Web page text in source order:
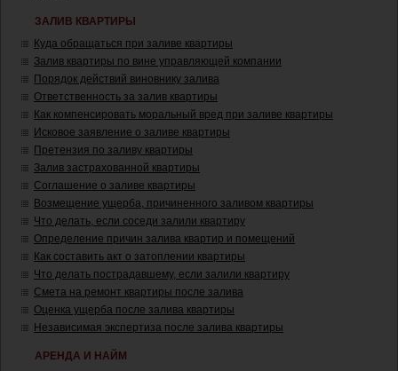
ЗАЛИВ КВАРТИРЫ
Куда обращаться при заливе квартиры
Залив квартиры по вине управляющей компании
Порядок действий виновнику залива
Ответственность за залив квартиры
Как компенсировать моральный вред при заливе квартиры
Исковое заявление о заливе квартиры
Претензия по заливу квартиры
Залив застрахованной квартиры
Соглашение о заливе квартиры
Возмещение ущерба, причиненного заливом квартиры
Что делать, если соседи залили квартиру
Определение причин залива квартир и помещений
Как составить акт о затоплении квартиры
Что делать пострадавшему, если залили квартиру
Смета на ремонт квартиры после залива
Оценка ущерба после залива квартиры
Независимая экспертиза после залива квартиры
АРЕНДА И НАЙМ